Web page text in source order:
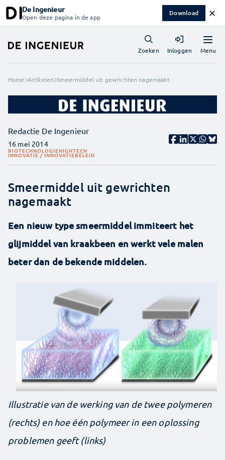
De Ingenieur
Open deze pagina in de app Download ✕
Menu
Zoeken Inloggen
Home Artikelen Smeermiddel uit gewrichten nagemaakt
Redactie De Ingenieur
16 mei 2014
BIOTECHNOLOGIEHIGHTECH
INNOVATIE / INNOVATIEBELEID
Smeermiddel uit gewrichten
nagemaakt
Een nieuw type smeermiddel immiteert het
glijmiddel van kraakbeen en werkt vele malen
beter dan de bekende middelen.
Illustratie van de werking van de twee polymeren
(rechts) en hoe één polymeer in een oplossing
problemen geeft (links)